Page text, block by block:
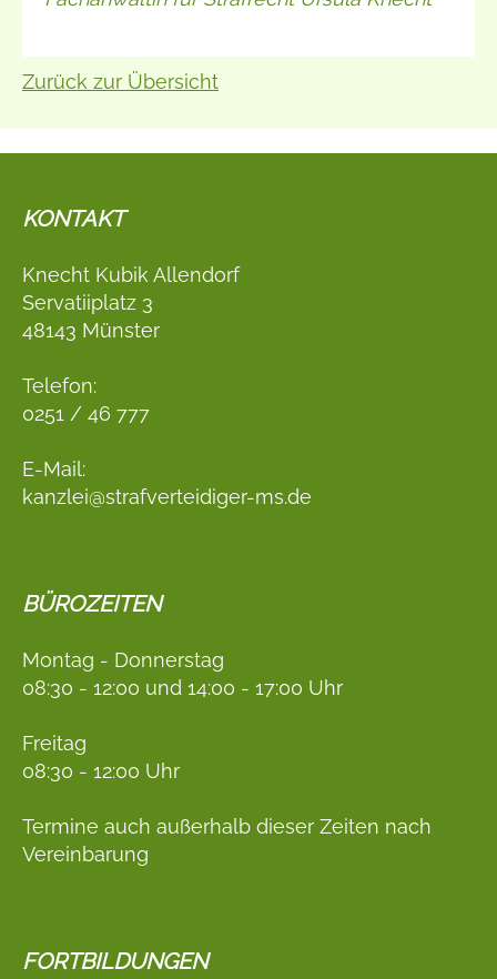
Zurück zur Übersicht
KONTAKT
Knecht Kubik Allendorf
Servatiiplatz 3
48143 Münster
Telefon:
0251 / 46 777
E-Mail:
kanzlei@strafverteidiger-ms.de
BÜROZEITEN
Montag - Donnerstag
08:30 - 12:00 und 14:00 - 17:00 Uhr
Freitag
08:30 - 12:00 Uhr
Termine auch außerhalb dieser Zeiten nach
Vereinbarung
FORTBILDUNGEN